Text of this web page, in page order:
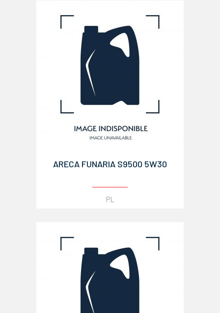
ARECA FUNARIA S9500 5W30
PL